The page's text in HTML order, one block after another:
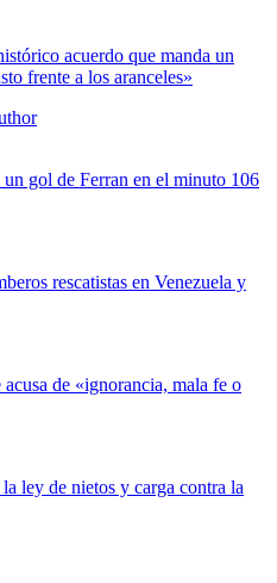
acuerdo que manda un
frente a los aranceles»
gol de Ferran en el minuto 106
rescatistas en Venezuela y
de «ignorancia, mala fe o
ley de nietos y carga contra la